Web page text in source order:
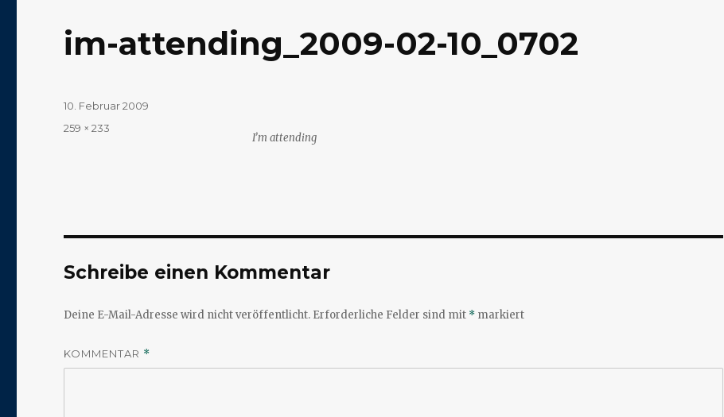
im-attending_2009-02-10_0702
I’m attending
Veröffentlicht
10. Februar 2009
Volle
259 × 233
Schreibe einen Kommentar
Deine E-Mail-Adresse wird nicht veröffentlicht. Erforderliche Felder sind mit * markiert
KOMMENTAR *